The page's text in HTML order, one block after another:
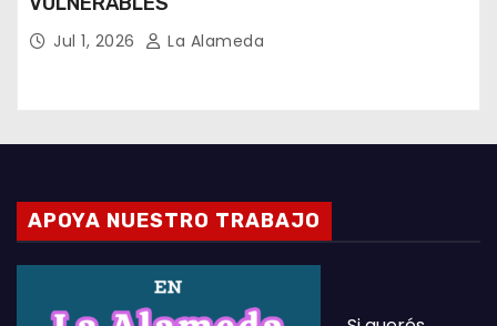
Jul 1, 2026 La Alameda
APOYA NUESTRO TRABAJO